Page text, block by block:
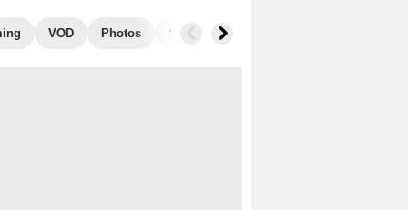
VOD Photos Secrets de tournage